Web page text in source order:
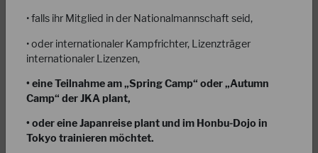
• falls ihr Mitglied in der Nationalmannschaft seid,
• oder internationaler Kampfrichter, Lizenzträger
internationaler Lizenzen,
• eine Teilnahme am „Spring Camp“ oder „Autumn
Camp“ der JKA plant,
• oder eine Japanreise plant und im Honbu-Dojo in
Tokyo trainieren möchtet.